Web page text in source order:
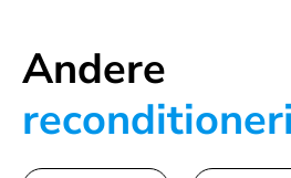
Andere